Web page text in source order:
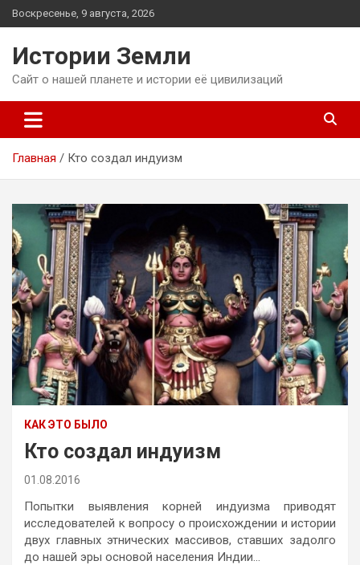
Перейти
к
Воскресенье, 9 августа, 2026
Истории Земли
Сайт о нашей планете и истории её цивилизаций
Главная Кто создал индуизм
КАК ЭТО БЫЛО
Кто создал индуизм
01.08.2016
Попытки выявления корней индуизма приводят
исследователей к вопросу о происхождении и истории
двух главных этнических массивов, ставших задолго
до нашей эры основой населения Индии…